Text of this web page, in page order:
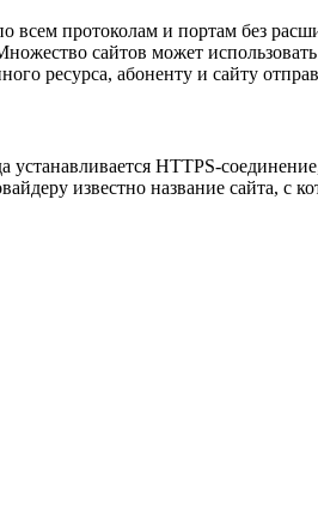
всем протоколам и портам без
сайтов может
ресурса, абоненту и сайту
HTTPS-соединение,
известно название сайта, с